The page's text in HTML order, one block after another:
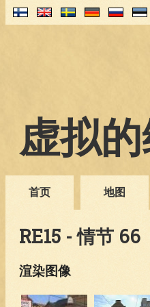
虚拟的
首页 地图
RE15 - 情节 66
渲染图像